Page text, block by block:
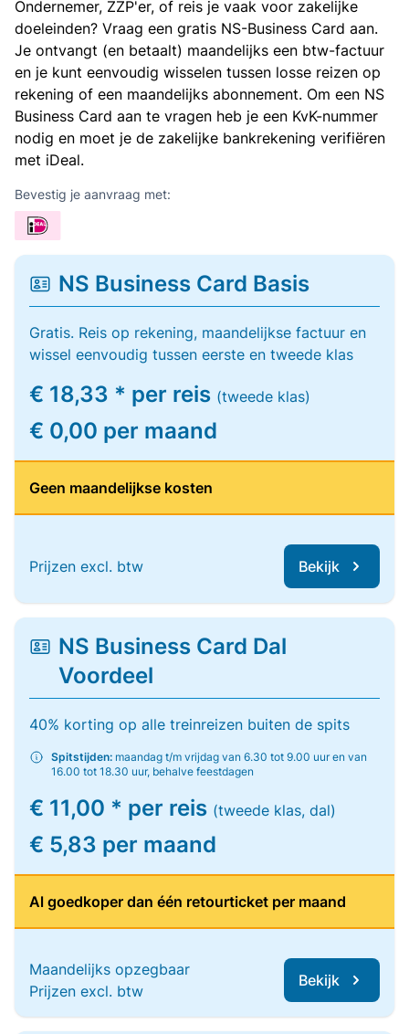
Ondernemer, ZZP'er, of reis je vaak voor zakelijke
doeleinden? Vraag een gratis NS-Business Card aan.
Je ontvangt (en betaalt) maandelijks een btw-factuur
en je kunt eenvoudig wisselen tussen losse reizen op
rekening of een maandelijks abonnement. Om een NS
Business Card aan te vragen heb je een KvK-nummer
nodig en moet je de zakelijke bankrekening verifiëren
met iDeal.
Bevestig je aanvraag met:
NS Business Card Basis
Gratis. Reis op rekening, maandelijkse factuur en
wissel eenvoudig tussen eerste en tweede klas
€ 18,33 * per reis (tweede klas)
€ 0,00 per maand
Geen maandelijkse kosten
Prijzen excl. btw Bekijk
NS Business Card Dal
Voordeel
40% korting op alle treinreizen buiten de spits
Spitstijden: maandag t/m vrijdag van 6.30 tot 9.00 uur en van
16.00 tot 18.30 uur, behalve feestdagen
€ 11,00 * per reis (tweede klas, dal)
€ 5,83 per maand
Al goedkoper dan één retourticket per maand
Maandelijks opzegbaar
Prijzen excl. btw
Bekijk